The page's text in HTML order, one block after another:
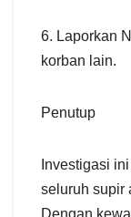
6. Laporkan
korban lain.
Penutup
Investigasi
seluruh supir
Dengan